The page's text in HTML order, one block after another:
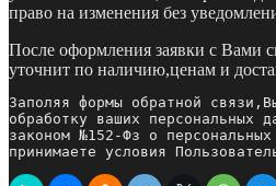
право на изменения без
После оформления заявки с Вами
уточнит по наличию,ценам и
Заполяя формы обратной
обработку ваших персональных
законом №152-Фз о
принимаете условия